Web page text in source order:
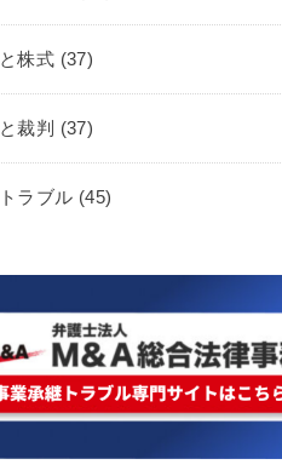
株式 (37)
裁判 (37)
ラブル (45)